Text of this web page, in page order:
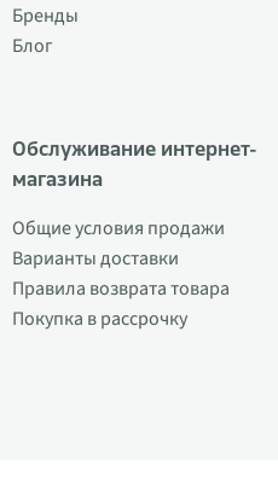
Бренды
Блог
Обслуживание интернет-
магазина
Общие условия продажи
Варианты доставки
Правила возврата товара
Покупка в рассрочку